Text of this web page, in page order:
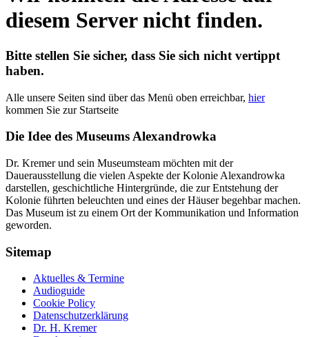
diesem Server nicht finden.
Bitte stellen Sie sicher, dass Sie sich nicht vertippt
haben.
Alle unsere Seiten sind über das Menü oben erreichbar, hier
kommen Sie zur Startseite
Die Idee des Museums Alexandrowka
Dr. Kremer und sein Museumsteam möchten mit der
Dauerausstellung die vielen Aspekte der Kolonie Alexandrowka
darstellen, geschichtliche Hintergründe, die zur Entstehung der
Kolonie führten beleuchten und eines der Häuser begehbar machen.
Das Museum ist zu einem Ort der Kommunikation und Information
geworden.
Sitemap
Aktuelles & Termine
Audioguide
Cookie Policy
Datenschutzerklärung
Dr. H. Kremer